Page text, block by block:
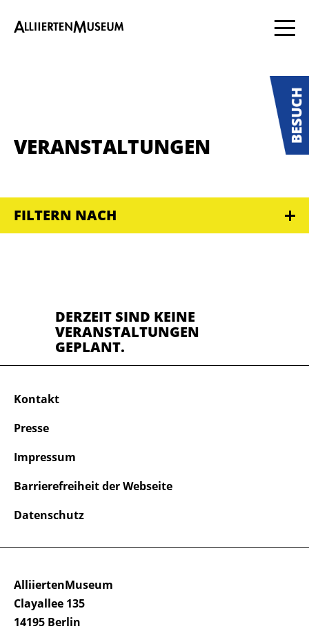
VERANSTALTUNGEN
FILTERN NACH
DERZEIT SIND KEINE
VERANSTALTUNGEN
GEPLANT.
AlliiertenMuseum
Clayallee 135
14195 Berlin
Kontakt
Presse
Impressum
Barrierefreiheit der Webseite
Datenschutz